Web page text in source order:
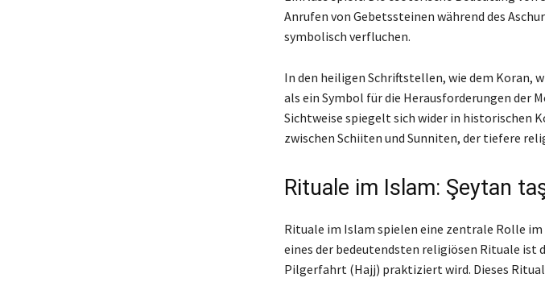
Anrufen von Gebetssteinen während des
symbolisch verfluchen.
In den heiligen Schriftstellen, wie dem Koran,
als ein Symbol für die Herausforderungen der
Sichtweise spiegelt sich wider in historischen
zwischen Schiiten und Sunniten, der tiefere
Rituale im Islam: Şeytan
Rituale im Islam spielen eine zentrale Rolle
eines der bedeutendsten religiösen Rituale ist
Pilgerfahrt (Hajj) praktiziert wird. Dieses